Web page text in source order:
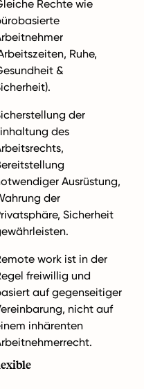
Rechte wie
Ruhe,
&
der
des
Ausrüstung,
der
Sicherheit
work ist in der
freiwillig und
auf gegenseitiger
nicht auf
inhärenten